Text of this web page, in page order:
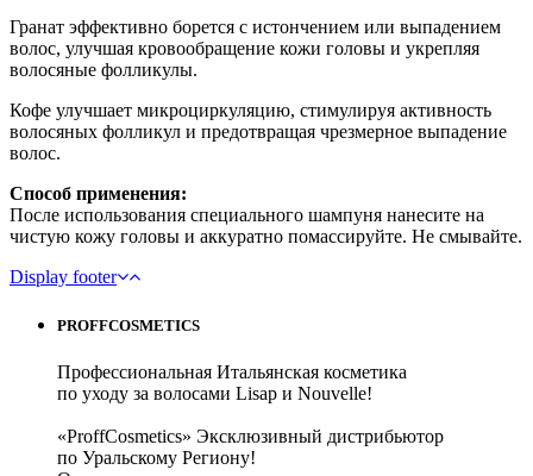
Гранат эффективно борется с истончением или выпадением
волос, улучшая кровообращение кожи головы и укрепляя
волосяные фолликулы.
Кофе улучшает микроциркуляцию, стимулируя активность
волосяных фолликул и предотвращая чрезмерное выпадение
волос.
Способ применения:
После использования специального шампуня нанесите на
чистую кожу головы и аккуратно помассируйте. Не смывайте.
Display footer
PROFFCOSMETICS
Профессиональная Итальянская косметика
по уходу за волосами Lisap и Nouvelle!
«ProffCosmetics» Эксклюзивный дистрибьютор
по Уральскому Региону!